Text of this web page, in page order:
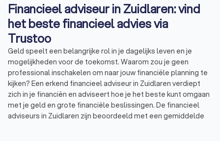
Financieel adviseur in Zuidlaren: vind
het beste financieel advies via
Trustoo
Geld speelt een belangrijke rol in je dagelijks leven en je
mogelijkheden voor de toekomst. Waarom zou je geen
professional inschakelen om naar jouw financiële planning te
kijken? Een erkend financieel adviseur in Zuidlaren verdiept
zich in je financiën en adviseert hoe je het beste kunt omgaan
met je geld en grote financiële beslissingen. De financieel
adviseurs in Zuidlaren zijn beoordeeld met een gemiddelde